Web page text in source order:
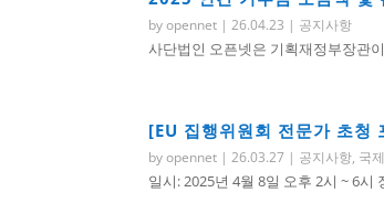
byopennet |26.04.23 | 공지사항
사단법인 오픈넷은 기획재정부장관
[EU 집행위원회 전문가 초청
byopennet |26.03.27 | 공지사항, 국
일시: 2025년 4월 8일 오후 2시 ~ 6